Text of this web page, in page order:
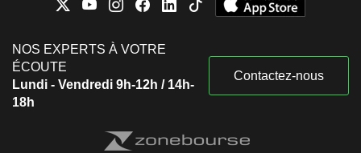
NOS EXPERTS À VOTRE
ÉCOUTE
Lundi - Vendredi 9h-12h / 14h-
18h
Contactez-nous